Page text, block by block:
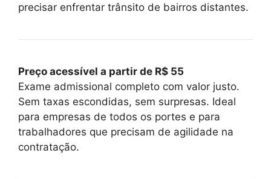
precisar enfrentar trânsito de bairros distantes.
Preço acessível a partir de R$ 55
Exame admissional completo com valor justo.
Sem taxas escondidas, sem surpresas. Ideal
para empresas de todos os portes e para
trabalhadores que precisam de agilidade na
contratação.